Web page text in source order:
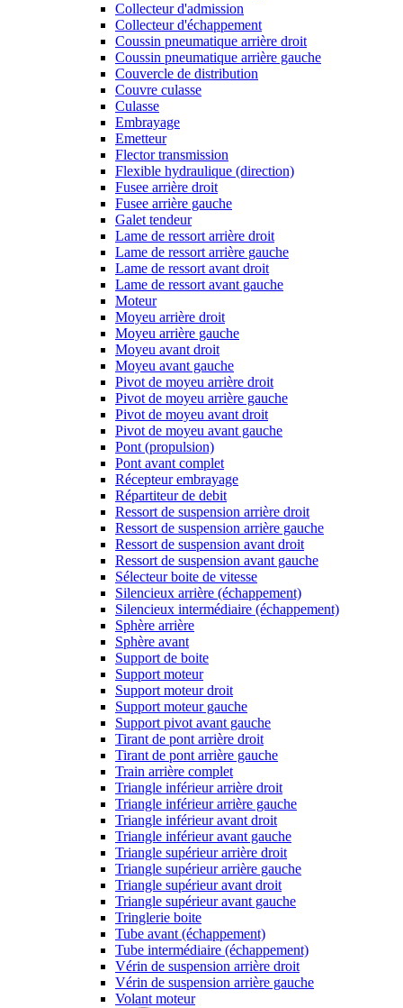
Collecteur d'admission
Collecteur d'échappement
Coussin pneumatique arrière droit
Coussin pneumatique arrière gauche
Couvercle de distribution
Couvre culasse
Culasse
Embrayage
Emetteur
Flector transmission
Flexible hydraulique (direction)
Fusee arrière droit
Fusee arrière gauche
Galet tendeur
Lame de ressort arrière droit
Lame de ressort arrière gauche
Lame de ressort avant droit
Lame de ressort avant gauche
Moteur
Moyeu arrière droit
Moyeu arrière gauche
Moyeu avant droit
Moyeu avant gauche
Pivot de moyeu arrière droit
Pivot de moyeu arrière gauche
Pivot de moyeu avant droit
Pivot de moyeu avant gauche
Pont (propulsion)
Pont avant complet
Récepteur embrayage
Répartiteur de debit
Ressort de suspension arrière droit
Ressort de suspension arrière gauche
Ressort de suspension avant droit
Ressort de suspension avant gauche
Sélecteur boite de vitesse
Silencieux arrière (échappement)
Silencieux intermédiaire (échappement)
Sphère arrière
Sphère avant
Support de boite
Support moteur
Support moteur droit
Support moteur gauche
Support pivot avant gauche
Tirant de pont arrière droit
Tirant de pont arrière gauche
Train arrière complet
Triangle inférieur arrière droit
Triangle inférieur arrière gauche
Triangle inférieur avant droit
Triangle inférieur avant gauche
Triangle supérieur arrière droit
Triangle supérieur arrière gauche
Triangle supérieur avant droit
Triangle supérieur avant gauche
Tringlerie boite
Tube avant (échappement)
Tube intermédiaire (échappement)
Vérin de suspension arrière droit
Vérin de suspension arrière gauche
Volant moteur